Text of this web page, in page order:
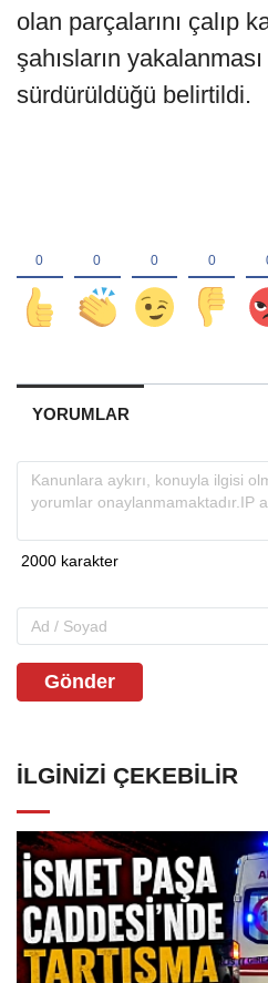
olan parçalarını çalıp
şahısların yakalanması
sürdürüldüğü belirtildi.
YORUMLAR
Gönder
İLGINIZI ÇEKEBILIR